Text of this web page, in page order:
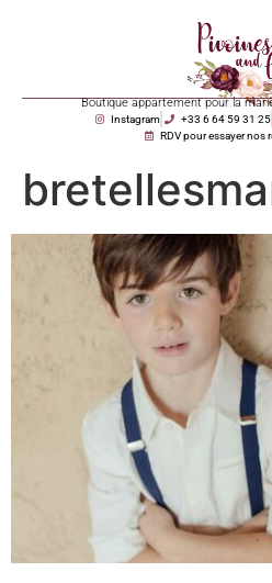
Boutique appartement pour la
Instagram +33 6 64 59 31 25
RDV pour essayer nos